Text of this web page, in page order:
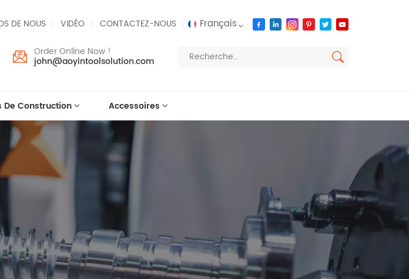
DE NOUS VIDÉO CONTACTEZ-NOUS Français
русский
Order Online Now !
john@aoyintoolsolution.com
De Construction Accessoires